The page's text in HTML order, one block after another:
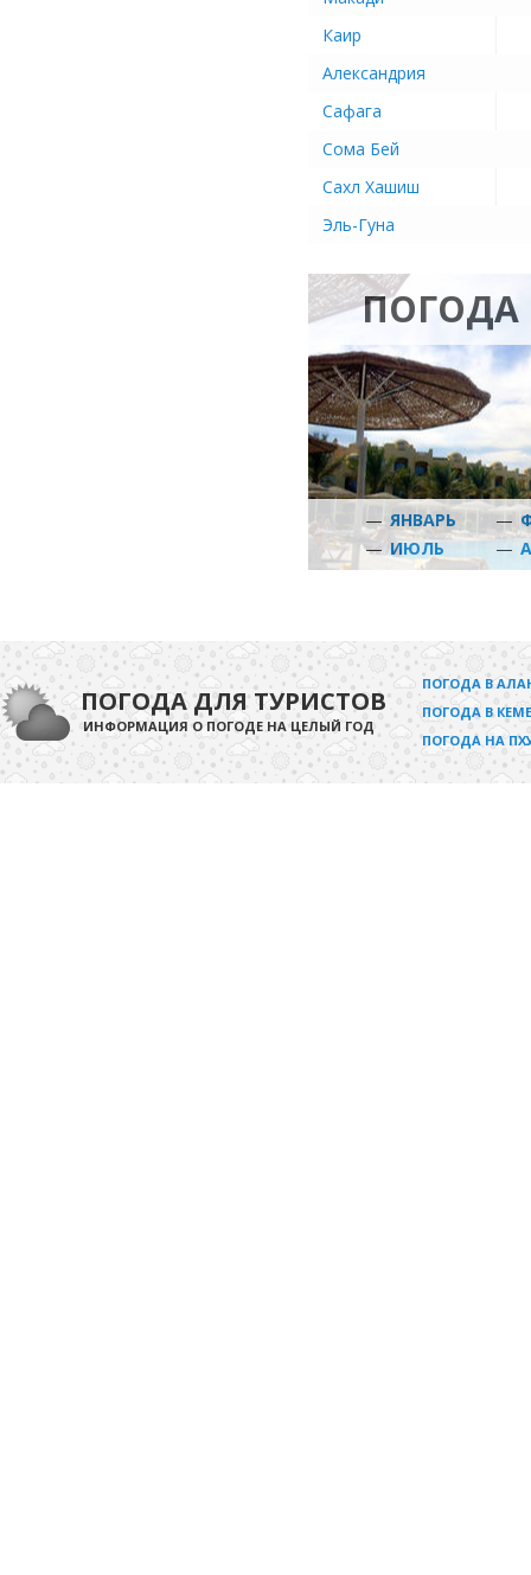
Каир
Александрия
Сафага
Сома Бей
Сахл Хашиш
Эль-Гуна
ПОГОДА
— ЯНВАРЬ —
— ИЮЛЬ —
ПОГОДА ДЛЯ ТУРИСТОВ
ИНФОРМАЦИЯ О ПОГОДЕ НА ЦЕЛЫЙ ГОД
ПОГОДА В
ПОГОДА В
ПОГОДА НА